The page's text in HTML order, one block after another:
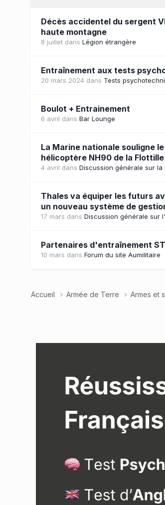
Décès accidentel du sergent
haute montagne
8 juillet dans Légion étrangère
Entraînement aux tests
20 mars 2024 dans Tests
Boulot + Entrainement
6 avril dans Bar Lounge
La Marine nationale souligne
hélicoptère NH90 de la Flottille
4 avril dans Discussion générale sur la
Thales va équiper les futurs
un nouveau système de
17 mars dans Discussion générale sur
Partenaires d'entraînement
10 mars dans Forum du site Aumilitaire
Accueil Armée de Terre Armes et